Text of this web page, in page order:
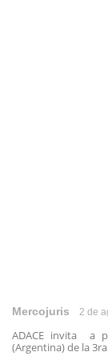
Mercojuris 2 de
ADACE invita a
(Argentina) de la